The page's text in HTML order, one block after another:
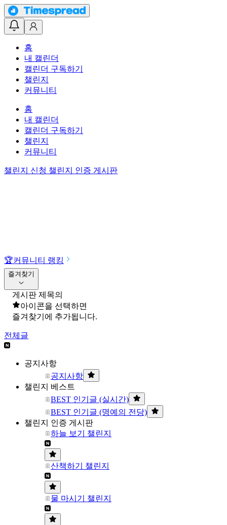
홈
내 캘린더
캘린더 구독하기
챌린지
커뮤니티
홈
내 캘린더
캘린더 구독하기
챌린지
커뮤니티
챌린지 신청 챌린지 인증 게시판
🏆커뮤니티 랭킹
즐겨찾기
게시판 제목의
아이콘을 선택하면
즐겨찾기에 추가됩니다.
전체글
공지사항
공지사항
챌린지 베스트
BEST 인기글 (실시간)
BEST 인기글 (명예의 전당)
챌린지 인증 게시판
하늘 보기 챌린지
산책하기 챌린지
물 마시기 챌린지